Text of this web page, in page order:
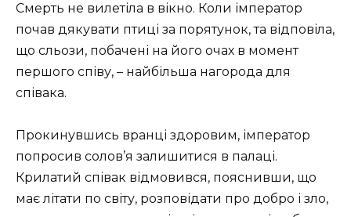
Смерть не вилетіла в вікно. Коли імператор
почав дякувати птиці за порятунок, та відповіла,
що сльози, побачені на його очах в момент
першого співу, – найбільша нагорода для
співака.
Прокинувшись вранці здоровим, імператор
попросив солов’я залишитися в палаці.
Крилатий співак відмовився, пояснивши, що
має літати по світу, розповідати про добро і зло,